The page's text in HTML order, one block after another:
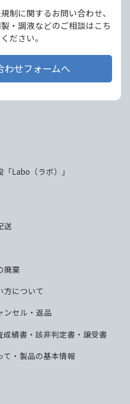
制に関するお問い合わせ、
・調液などのご相談はこち
ださい。
わせフォームへ
Labo（ラボ）」
送
廃棄
方について
ンセル・返品
成績書・該非判定書・譲受書
て・製品の基本情報